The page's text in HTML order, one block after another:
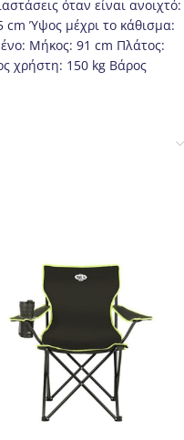
όταν είναι ανοιχτό:
Ύψος μέχρι το κάθισμα:
Μήκος: 91 cm Πλάτος:
χρήστη: 150 kg Βάρος